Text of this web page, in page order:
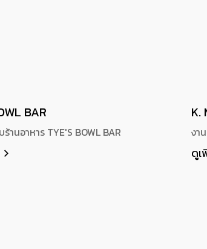
BAR
านอาหาร TYE'S BOWL BAR
K.
งา
ดูเ